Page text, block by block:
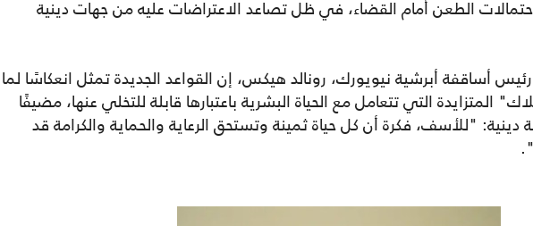
الطعن أمام القضاء، في ظل تصاعد الاعتراضات عليه من جهات دينية
أساقفة أبرشية نيويورك، رونالد هيكس، إن القواعد الجديدة تمثل انعكاسًا لما
المتزايدة التي تتعامل مع الحياة البشرية باعتبارها قابلة للتخلي عنها، مضيفًا
"للأسف، فكرة أن كل حياة ثمينة وتستحق الرعاية والحماية والكرامة قد